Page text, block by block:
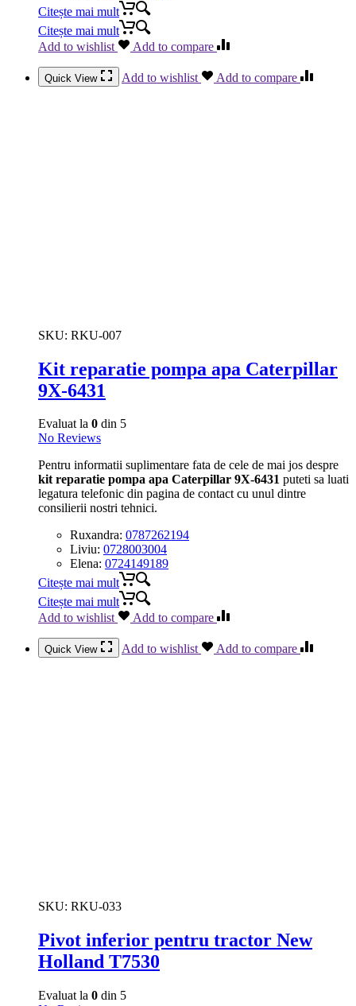
Citește mai mult
Citește mai mult
Add to wishlist
Add to compare
Quick View Add to wishlist Add to compare
SKU: RKU-007
Kit reparatie pompa apa Caterpillar
9X-6431
Evaluat la 0 din 5
No Reviews
Pentru informatii suplimentare fata de cele de mai jos despre
kit reparatie pompa apa Caterpillar 9X-6431 puteti sa luati
legatura telefonic din pagina de contact cu unul dintre
consilierii nostri tehnici.
Ruxandra: 0787262194
Liviu: 0728003004
Elena: 0724149189
Citește mai mult
Citește mai mult
Add to wishlist
Add to compare
Quick View Add to wishlist Add to compare
SKU: RKU-033
Pivot inferior pentru tractor New
Holland T7530
Evaluat la 0 din 5